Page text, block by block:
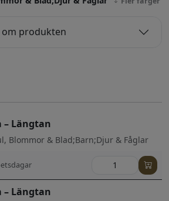
produkten
– Längtan
Blommor & Blad;Barn;Djur & Fåglar
– Längtan